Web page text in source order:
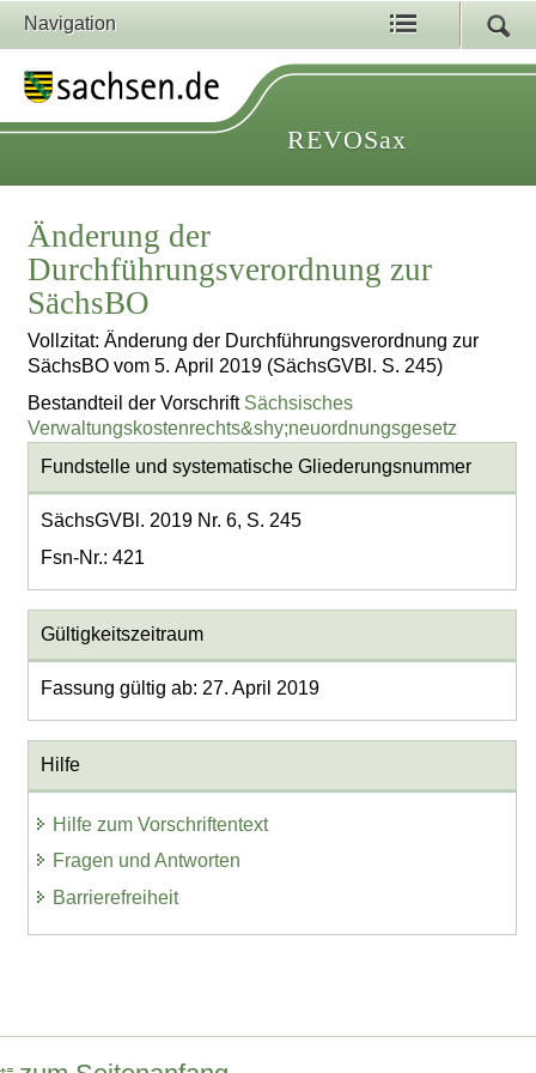
Navigation
REVOSax
Änderung der
Durchführungsverordnung zur
SächsBO
Vollzitat: Änderung der Durchführungsverordnung zur
SächsBO vom 5. April 2019 (SächsGVBl. S. 245)
Bestandteil der Vorschrift Sächsisches
Verwaltungskostenrechts&shy;neuordnungsgesetz
Fundstelle und systematische Gliederungsnummer
SächsGVBl. 2019 Nr. 6, S. 245
Fsn-Nr.: 421
Gültigkeitszeitraum
Fassung gültig ab: 27. April 2019
Hilfe
Hilfe zum Vorschriftentext
Fragen und Antworten
Barrierefreiheit